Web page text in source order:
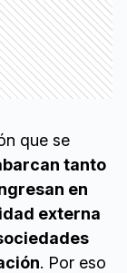
que se
tanto
en
externa
. Por eso